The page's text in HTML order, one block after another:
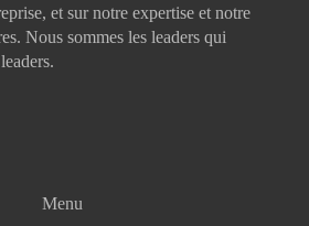
et sur notre expertise et notre
Nous sommes les leaders qui
Menu